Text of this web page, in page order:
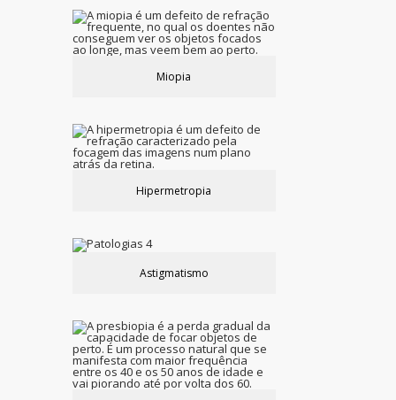
Miopia
Hipermetropia
Astigmatismo